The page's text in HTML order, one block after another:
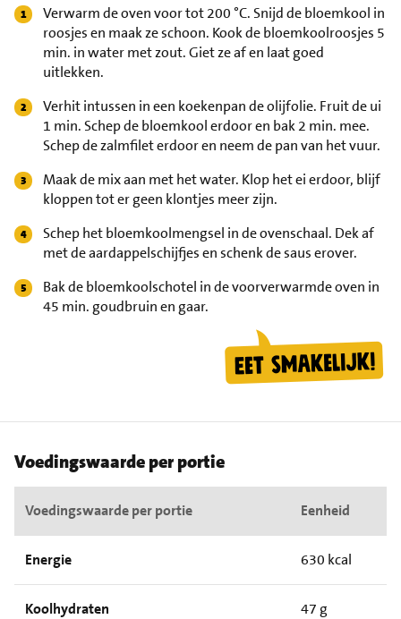
Verwarm de oven voor tot 200 °C. Snijd de bloemkool in
roosjes en maak ze schoon. Kook de bloemkoolroosjes 5
min. in water met zout. Giet ze af en laat goed
uitlekken.
Verhit intussen in een koekenpan de olijfolie. Fruit de ui
1 min. Schep de bloemkool erdoor en bak 2 min. mee.
Schep de zalmfilet erdoor en neem de pan van het vuur.
Maak de mix aan met het water. Klop het ei erdoor, blijf
kloppen tot er geen klontjes meer zijn.
Schep het bloemkoolmengsel in de ovenschaal. Dek af
met de aardappelschijfjes en schenk de saus erover.
Bak de bloemkoolschotel in de voorverwarmde oven in
45 min. goudbruin en gaar.
Voedingswaarde per portie
Voedingswaarde per portie Eenheid
Energie 630 kcal
Koolhydraten 47 g